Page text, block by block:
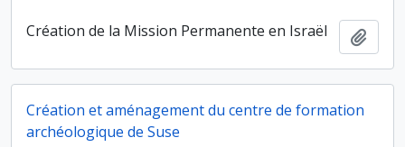
Création de la Mission Permanente en Israël
Création et aménagement du centre de formation
archéologique de Suse